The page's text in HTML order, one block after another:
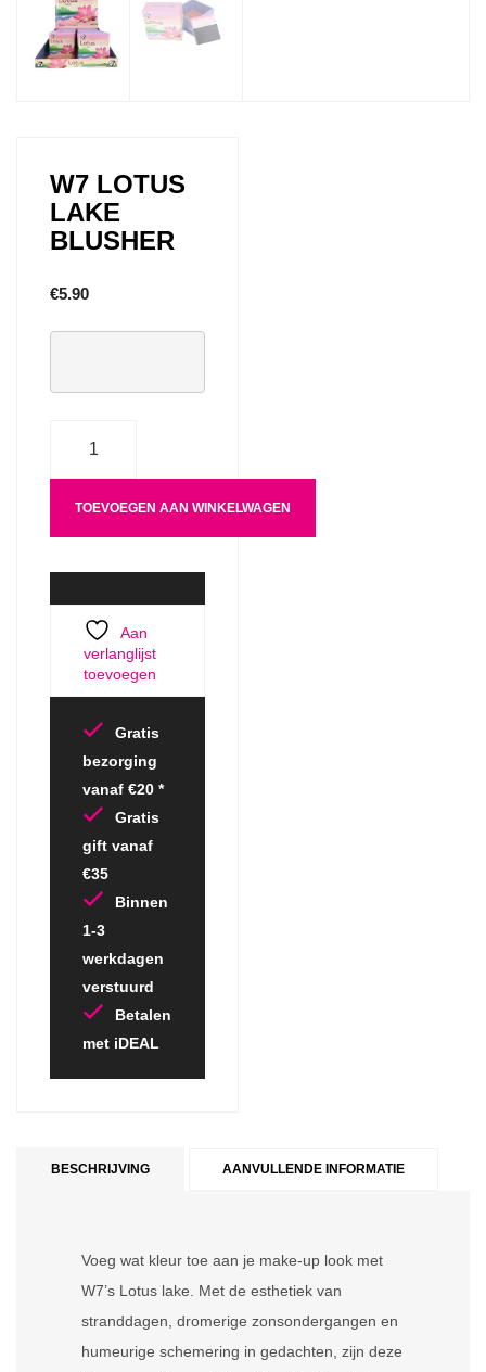
W7 LOTUS
LAKE
BLUSHER
€5.90
TOEVOEGEN AAN WINKELWAGEN
Aan
verlanglijst
toevoegen
Gratis
bezorging
vanaf €20 *
Gratis
gift vanaf
€35
Binnen
1-3
werkdagen
verstuurd
Betalen
met iDEAL
BESCHRIJVING AANVULLENDE INFORMATIE
Voeg wat kleur toe aan je make-up look met
W7’s Lotus lake. Met de esthetiek van
stranddagen, dromerige zonsondergangen en
humeurige schemering in gedachten, zijn deze